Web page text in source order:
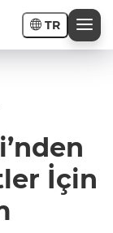
TR
İçin
İçin